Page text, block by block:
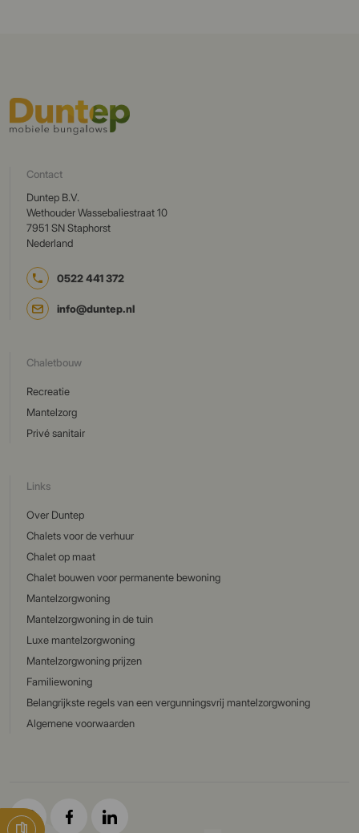
Contact
Duntep B.V.
Wethouder Wassebaliestraat 10
7951 SN Staphorst
Nederland
0522 441 372
info@duntep.nl
Chaletbouw
Recreatie
Mantelzorg
Privé sanitair
Links
Over Duntep
Chalets voor de verhuur
Chalet op maat
Chalet bouwen voor permanente bewoning
Mantelzorgwoning
Mantelzorgwoning in de tuin
Luxe mantelzorgwoning
Mantelzorgwoning prijzen
Familiewoning
Belangrijkste regels van een vergunningsvrij mantelzorgwoning
Algemene voorwaarden